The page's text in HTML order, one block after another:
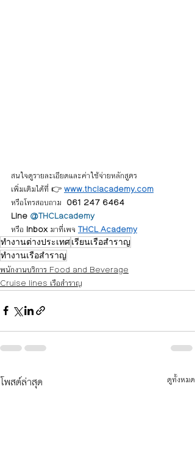
สนใจดูรายละเอียดและค่าใช้จ่ายหลักสูตร
เพิ่มเติมได้ที่ 👉 www.thclacademy.com
หรือโทรสอบถาม 061 247 6464
Line @THCLacademy
หรือ Inbox มาที่เพจ THCL Academy
ทำงานต่างประเทศเรียนเรือสำราญ
ทำงานเรือสำราญ
พนักงานบริการ Food and Beverage
Cruise lines เรือสำราญ
โพสต์ล่าสุด ดูทั้งหมด